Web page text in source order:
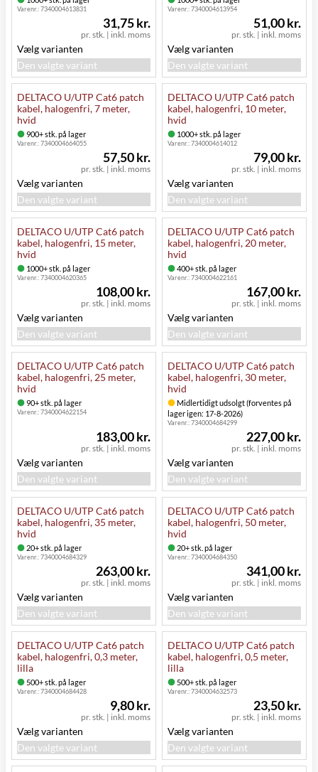
Varenr.:7340004613831
pr. stk. | inkl. moms
31,75 kr.
Vælg varianten
Den valgte variant
Varenr.:7340004613954
pr. stk. | inkl. moms
51,00 kr.
Vælg varianten
Den valgte variant
DELTACO U/UTP Cat6 patch
kabel, halogenfri, 7 meter,
hvid
900+ stk. på lager
Varenr.:7340004664055
pr. stk. | inkl. moms
57,50 kr.
Vælg varianten
Den valgte variant
DELTACO U/UTP Cat6 patch
kabel, halogenfri, 10 meter,
hvid
1000+ stk. på lager
Varenr.:7340004614012
pr. stk. | inkl. moms
79,00 kr.
Vælg varianten
Den valgte variant
DELTACO U/UTP Cat6 patch
kabel, halogenfri, 15 meter,
hvid
1000+ stk. på lager
Varenr.:7340004620365
pr. stk. | inkl. moms
108,00 kr.
Vælg varianten
Den valgte variant
DELTACO U/UTP Cat6 patch
kabel, halogenfri, 20 meter,
hvid
400+ stk. på lager
Varenr.:7340004622161
pr. stk. | inkl. moms
167,00 kr.
Vælg varianten
Den valgte variant
DELTACO U/UTP Cat6 patch
kabel, halogenfri, 25 meter,
hvid
90+ stk. på lager
Varenr.:7340004622154
pr. stk. | inkl. moms
183,00 kr.
Vælg varianten
Den valgte variant
DELTACO U/UTP Cat6 patch
kabel, halogenfri, 30 meter,
hvid
Midlertidigt udsolgt (forventes på
lager igen: 17-8-2026)
Varenr.:7340004684299
pr. stk. | inkl. moms
227,00 kr.
Vælg varianten
Den valgte variant
DELTACO U/UTP Cat6 patch
kabel, halogenfri, 35 meter,
hvid
20+ stk. på lager
Varenr.:7340004684329
pr. stk. | inkl. moms
263,00 kr.
Vælg varianten
Den valgte variant
DELTACO U/UTP Cat6 patch
kabel, halogenfri, 50 meter,
hvid
20+ stk. på lager
Varenr.:7340004684350
pr. stk. | inkl. moms
341,00 kr.
Vælg varianten
Den valgte variant
DELTACO U/UTP Cat6 patch
kabel, halogenfri, 0,3 meter,
lilla
500+ stk. på lager
Varenr.:7340004684428
pr. stk. | inkl. moms
9,80 kr.
Vælg varianten
Den valgte variant
DELTACO U/UTP Cat6 patch
kabel, halogenfri, 0,5 meter,
lilla
500+ stk. på lager
Varenr.:7340004632573
pr. stk. | inkl. moms
23,50 kr.
Vælg varianten
Den valgte variant